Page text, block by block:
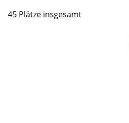
45 Plätze insgesamt